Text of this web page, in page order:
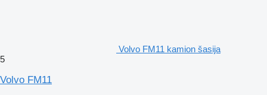
Volvo FM11 kamion šasija
5
Volvo FM11